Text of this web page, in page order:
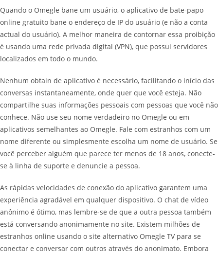
Quando o Omegle bane um usuário, o aplicativo de bate-papo
online gratuito bane o endereço de IP do usuário (e não a conta
actual do usuário). A melhor maneira de contornar essa proibição
é usando uma rede privada digital (VPN), que possui servidores
localizados em todo o mundo.
Nenhum obtain de aplicativo é necessário, facilitando o início das
conversas instantaneamente, onde quer que você esteja. Não
compartilhe suas informações pessoais com pessoas que você não
conhece. Não use seu nome verdadeiro no Omegle ou em
aplicativos semelhantes ao Omegle. Fale com estranhos com um
nome diferente ou simplesmente escolha um nome de usuário. Se
você perceber alguém que parece ter menos de 18 anos, conecte-
se à linha de suporte e denuncie a pessoa.
As rápidas velocidades de conexão do aplicativo garantem uma
experiência agradável em qualquer dispositivo. O chat de vídeo
anônimo é ótimo, mas lembre-se de que a outra pessoa também
está conversando anonimamente no site. Existem milhões de
estranhos online usando o site alternativo Omegle TV para se
conectar e conversar com outros através do anonimato. Embora